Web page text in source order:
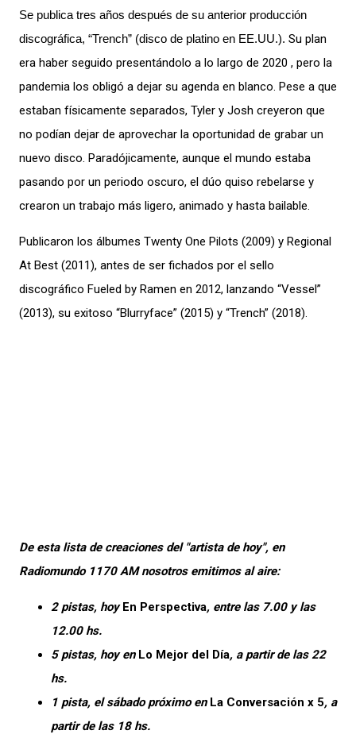
Se publica tres años después de su anterior producción
discográfica, “Trench” (disco de platino en EE.UU.). Su plan
era haber seguido presentándolo a lo largo de 2020 , pero la
pandemia los obligó a dejar su agenda en blanco. Pese a que
estaban físicamente separados, Tyler y Josh creyeron que
no podían dejar de aprovechar la oportunidad de grabar un
nuevo disco. Paradójicamente, aunque el mundo estaba
pasando por un periodo oscuro, el dúo quiso rebelarse y
crearon un trabajo más ligero, animado y hasta bailable.
Publicaron los álbumes Twenty One Pilots (2009) y Regional
At Best (2011), antes de ser fichados por el sello
discográfico Fueled by Ramen en 2012, lanzando “Vessel”
(2013), su exitoso “Blurryface” (2015) y “Trench” (2018).
De esta lista de creaciones del "artista de hoy", en
Radiomundo 1170 AM nosotros emitimos al aire:
2 pistas, hoyEn Perspectiva, entre las 7.00 y las
12.00 hs.
5 pistas, hoy en Lo Mejor del Día, a partir de las 22
hs.
1 pista, el sábado próximo en La Conversación x 5, a
partir de las 18 hs.